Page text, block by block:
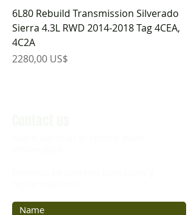
6L80 Rebuild Transmission Silverado
Sierra 4.3L RWD 2014-2018 Tag 4CEA,
4C2A
Precio
2280,00 US$